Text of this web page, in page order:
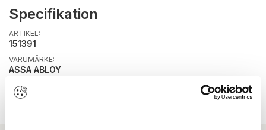
Specifikation
ARTIKEL:
151391
VARUMÄRKE:
ASSA ABLOY
VARUMÄRKES-ID:
703085